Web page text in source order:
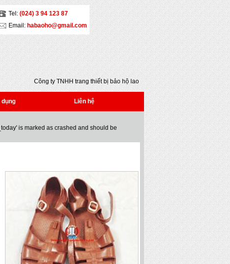
Tel: (024) 3 94 123 87
Email: habaoho@gmail.com
Công ty TNHH trang thiết bị bảo hộ lao động Đại
An - Địa chỉ: Số 5 - Yết Kiêu - Quận Hai Bà Trưng
- Hà Nội - Tel: (024) 3 941 2386 * Fax: (024) 3
941 2386 * Email: habaoho@gmail.com
dụng Liên hệ
is marked as crashed and should be